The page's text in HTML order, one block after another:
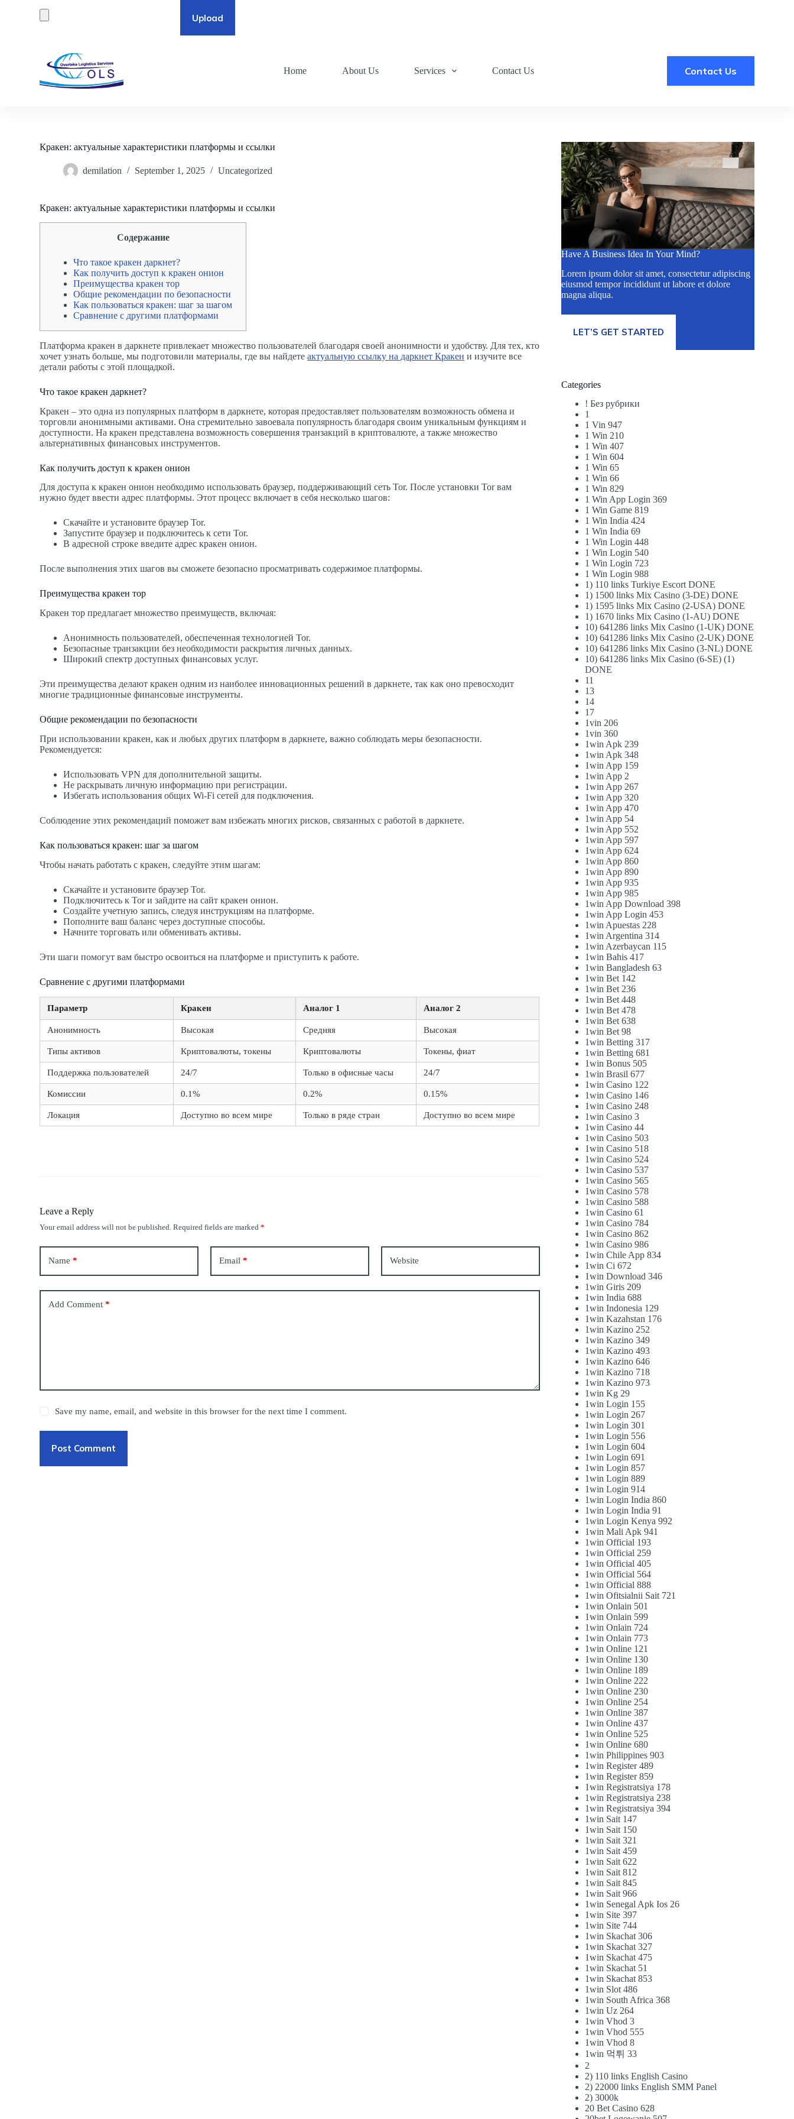
Home About Us Services Contact Us Contact Us
Кракен: актуальные характеристики платформы и ссылки
demilation September 1, 2025 Uncategorized
Кракен: актуальные характеристики платформы и ссылки
Содержание
Что такое кракен даркнет?
Как получить доступ к кракен онион
Преимущества кракен тор
Общие рекомендации по безопасности
Как пользоваться кракен: шаг за шагом
Сравнение с другими платформами
Платформа кракен в даркнете привлекает множество пользователей благодаря своей анонимности и удобству. Для тех, кто
хочет узнать больше, мы подготовили материалы, где вы найдетеактуальную ссылку на даркнет Кракен и изучите все
детали работы с этой площадкой.
Что такое кракен даркнет?
Кракен – это одна из популярных платформ в даркнете, которая предоставляет пользователям возможность обмена и
торговли анонимными активами. Она стремительно завоевала популярность благодаря своим уникальным функциям и
доступности. На кракен представлена возможность совершения транзакций в криптовалюте, а также множество
альтернативных финансовых инструментов.
Как получить доступ к кракен онион
Для доступа к кракен онион необходимо использовать браузер, поддерживающий сеть Tor. После установки Tor вам
нужно будет ввести адрес платформы. Этот процесс включает в себя несколько шагов:
Скачайте и установите браузер Tor.
Запустите браузер и подключитесь к сети Tor.
В адресной строке введите адрес кракен онион.
После выполнения этих шагов вы сможете безопасно просматривать содержимое платформы.
Преимущества кракен тор
Кракен тор предлагает множество преимуществ, включая:
Анонимность пользователей, обеспеченная технологией Tor.
Безопасные транзакции без необходимости раскрытия личных данных.
Широкий спектр доступных финансовых услуг.
Эти преимущества делают кракен одним из наиболее инновационных решений в даркнете, так как оно превосходит
многие традиционные финансовые инструменты.
Общие рекомендации по безопасности
При использовании кракен, как и любых других платформ в даркнете, важно соблюдать меры безопасности.
Рекомендуется:
Использовать VPN для дополнительной защиты.
Не раскрывать личную информацию при регистрации.
Избегать использования общих Wi-Fi сетей для подключения.
Соблюдение этих рекомендаций поможет вам избежать многих рисков, связанных с работой в даркнете.
Как пользоваться кракен: шаг за шагом
Чтобы начать работать с кракен, следуйте этим шагам:
Скачайте и установите браузер Tor.
Подключитесь к Tor и зайдите на сайт кракен онион.
Создайте учетную запись, следуя инструкциям на платформе.
Пополните ваш баланс через доступные способы.
Начните торговать или обменивать активы.
Эти шаги помогут вам быстро освоиться на платформе и приступить к работе.
Сравнение с другими платформами
Параметр Кракен Аналог 1 Аналог 2
Анонимность Высокая Средняя Высокая
Типы активов Криптовалюты, токены Криптовалюты Токены, фиат
Поддержка пользователей 24/7 Только в офисные часы 24/7
Комиссии 0.1% 0.2% 0.15%
Локация Доступно во всем мире Только в ряде стран Доступно во всем мире
Leave a Reply
Your email address will not be published. Required fields are marked*
Name * Email * Website
Add Comment *
Save my name, email, and website in this browser for the next time I comment.
Post Comment
Have A Business Idea In Your Mind?
Lorem ipsum dolor sit amet, consectetur adipiscing
eiusmod tempor incididunt ut labore et dolore
magna aliqua.
LET’S GET STARTED
Categories
! Без рубрики
1
1 Vin 947
1 Win 210
1 Win 407
1 Win 604
1 Win 65
1 Win 66
1 Win 829
1 Win App Login 369
1 Win Game 819
1 Win India 424
1 Win India 69
1 Win Login 448
1 Win Login 540
1 Win Login 723
1 Win Login 988
1) 110 links Turkiye Escort DONE
1) 1500 links Mix Casino (3-DE) DONE
1) 1595 links Mix Casino (2-USA) DONE
1) 1670 links Mix Casino (1-AU) DONE
10) 641286 links Mix Casino (1-UK) DONE
10) 641286 links Mix Casino (2-UK) DONE
10) 641286 links Mix Casino (3-NL) DONE
10) 641286 links Mix Casino (6-SE) (1)
DONE
11
13
14
17
1vin 206
1vin 360
1win Apk 239
1win Apk 348
1win App 159
1win App 2
1win App 267
1win App 320
1win App 470
1win App 54
1win App 552
1win App 597
1win App 624
1win App 860
1win App 890
1win App 935
1win App 985
1win App Download 398
1win App Login 453
1win Apuestas 228
1win Argentina 314
1win Azerbaycan 115
1win Bahis 417
1win Bangladesh 63
1win Bet 142
1win Bet 236
1win Bet 448
1win Bet 478
1win Bet 638
1win Bet 98
1win Betting 317
1win Betting 681
1win Bonus 505
1win Brasil 677
1win Casino 122
1win Casino 146
1win Casino 248
1win Casino 3
1win Casino 44
1win Casino 503
1win Casino 518
1win Casino 524
1win Casino 537
1win Casino 565
1win Casino 578
1win Casino 588
1win Casino 61
1win Casino 784
1win Casino 862
1win Casino 986
1win Chile App 834
1win Ci 672
1win Download 346
1win Giris 209
1win India 688
1win Indonesia 129
1win Kazahstan 176
1win Kazino 252
1win Kazino 349
1win Kazino 493
1win Kazino 646
1win Kazino 718
1win Kazino 973
1win Kg 29
1win Login 155
1win Login 267
1win Login 301
1win Login 556
1win Login 604
1win Login 691
1win Login 857
1win Login 889
1win Login 914
1win Login India 860
1win Login India 91
1win Login Kenya 992
1win Mali Apk 941
1win Official 193
1win Official 259
1win Official 405
1win Official 564
1win Official 888
1win Ofitsialnii Sait 721
1win Onlain 501
1win Onlain 599
1win Onlain 724
1win Onlain 773
1win Online 121
1win Online 130
1win Online 189
1win Online 222
1win Online 230
1win Online 254
1win Online 387
1win Online 437
1win Online 525
1win Online 680
1win Philippines 903
1win Register 489
1win Register 859
1win Registratsiya 178
1win Registratsiya 238
1win Registratsiya 394
1win Sait 147
1win Sait 150
1win Sait 321
1win Sait 459
1win Sait 622
1win Sait 812
1win Sait 845
1win Sait 966
1win Senegal Apk Ios 26
1win Site 397
1win Site 744
1win Skachat 306
1win Skachat 327
1win Skachat 475
1win Skachat 51
1win Skachat 853
1win Slot 486
1win South Africa 368
1win Uz 264
1win Vhod 3
1win Vhod 555
1win Vhod 8
1win 먹튀 33
2
2) 110 links English Casino
2) 22000 links English SMM Panel
2) 3000k
20 Bet Casino 628